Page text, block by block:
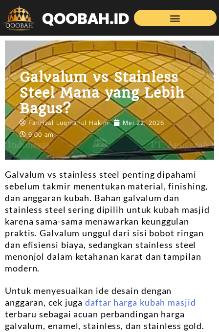
Galvalum vs Stainless
Steel Mana yang Lebih
Bagus?
Fahrizal Luqmanul Hakim
Mei 22, 2026
9:00 am
Galvalum vs stainless steel penting dipahami
sebelum takmir menentukan material, finishing,
dan anggaran kubah. Bahan galvalum dan
stainless steel sering dipilih untuk kubah masjid
karena sama-sama menawarkan keunggulan
praktis. Galvalum unggul dari sisi bobot ringan
dan efisiensi biaya, sedangkan stainless steel
menonjol dalam ketahanan karat dan tampilan
modern.
Untuk menyesuaikan ide desain dengan
anggaran, cek jugadaftar harga kubah masjid
terbaru sebagai acuan perbandingan harga
galvalum, enamel, stainless, dan stainless gold.